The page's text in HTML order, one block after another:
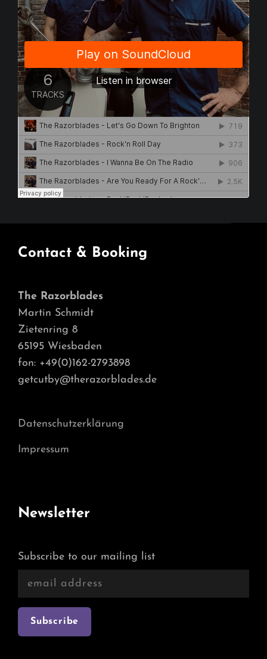
Contact & Booking
The Razorblades
Martin Schmidt
Zietenring 8
65195 Wiesbaden
fon: +49(0)162-2793898
getcutby@therazorblades.de
Datenschutzerklärung
Impressum
Newsletter
Subscribe to our mailing list